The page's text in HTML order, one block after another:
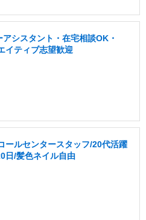
シスタント・在宅相談OK・
イティブ志望歓迎
ールセンタースタッフ/20代活躍
日/髪色ネイル自由